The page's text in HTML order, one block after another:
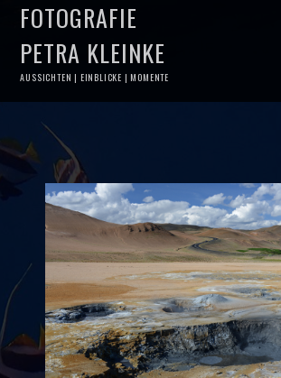
FOTOGRAFIE
PETRA KLEINKE
AUSSICHTEN | EINBLICKE | MOMENTE